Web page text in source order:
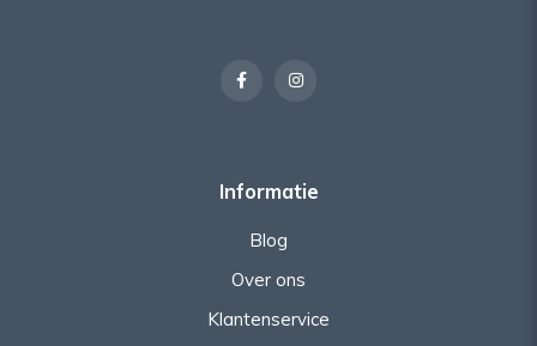
Informatie
Blog
Over ons
Klantenservice